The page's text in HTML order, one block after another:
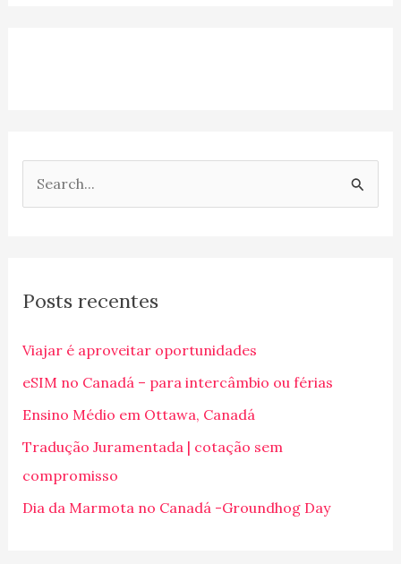
u
s
a
r
p
o
r
Posts recentes
Viajar é aproveitar oportunidades
eSIM no Canadá – para intercâmbio ou férias
Ensino Médio em Ottawa, Canadá
Tradução Juramentada | cotação sem
compromisso
Dia da Marmota no Canadá -Groundhog Day